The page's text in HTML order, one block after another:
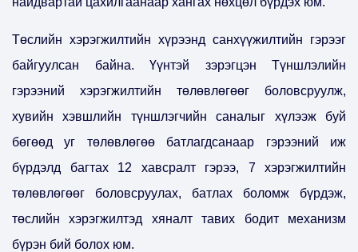
Төслийн хэрэгжилтийн хүрээнд санхүүжилтийн гэрээг
байгуулсан байна. Үүнтэй зэрэгцэн Түншлэлийн
гэрээний хэрэгжилтийн төлөвлөгөөг боловсруулж,
хувийн хэвшлийн түншлэгчийн саналыг хүлээж буй
бөгөөд уг төлөвлөгөө батлагдсанаар гэрээний иж
бүрдэлд багтах 12 хавсралт гэрээ, 7 хэрэгжилтийн
төлөвлөгөөг боловсруулах, батлах боломж бүрдэж,
төслийн хэрэгжилтэд хяналт тавих бодит механизм
бүрэн бий болох юм.